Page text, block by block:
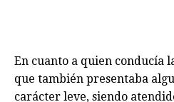
En cuanto a quien conducía
que también presentaba
carácter leve, siendo